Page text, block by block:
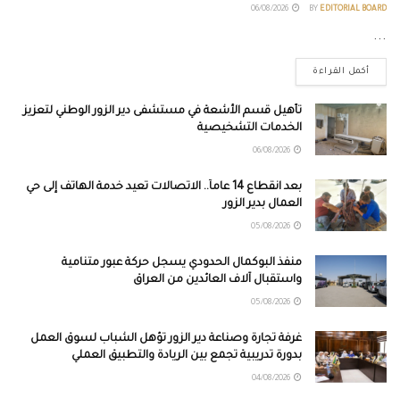
BY EDITORIAL BOARD
...
أكمل القراءة
تأهيل قسم الأشعة في مستشفى دير الزور الوطني لتعزيز
الخدمات التشخيصية
بعد انقطاع 14 عاماً.. الاتصالات تعيد خدمة الهاتف إلى حي
العمال بدير الزور
منفذ البوكمال الحدودي يسجل حركة عبور متنامية
واستقبال آلاف العائدين من العراق
غرفة تجارة وصناعة دير الزور تؤهل الشباب لسوق العمل
بدورة تدريبية تجمع بين الريادة والتطبيق العملي